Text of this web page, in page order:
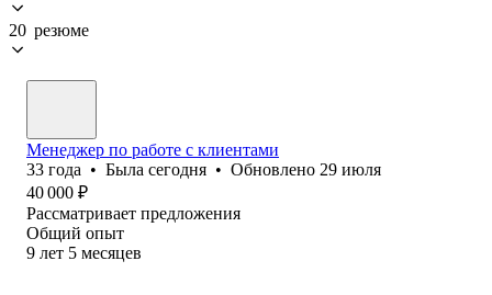
20 резюме
Менеджер по работе с клиентами
33 года • Была сегодня • Обновлено 29 июля
40 000 ₽
Рассматривает предложения
Общий опыт
9 лет 5 месяцев